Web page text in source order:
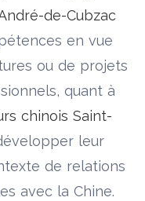
de-Cubzac
en vue
ou de projets
quant à
chinois Saint-
leur
de relations
avec la Chine.